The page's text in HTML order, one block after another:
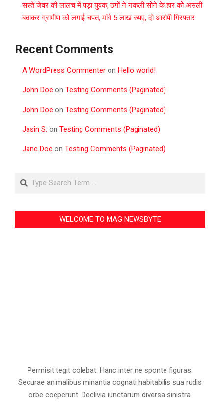
सस्ते जेवर की लालच में पड़ा युवक, ठगों ने नकली सोने के हार को असली
बताकर ग्रामीण को लगाई चपत, मांगे 5 लाख रुपए, दो आरोपी गिरफ्तार
Recent Comments
A WordPress Commenter on Hello world!
John Doe on Testing Comments (Paginated)
John Doe on Testing Comments (Paginated)
Jasin S. on Testing Comments (Paginated)
Jane Doe on Testing Comments (Paginated)
Search
WELCOME TO MAG NEWSBYTE
Permisit tegit colebat. Hanc inter ne sponte figuras.
Securae animalibus minantia cognati habitabilis sua rudis
orbe coeperunt. Declivia iunctarum diversa sinistra.